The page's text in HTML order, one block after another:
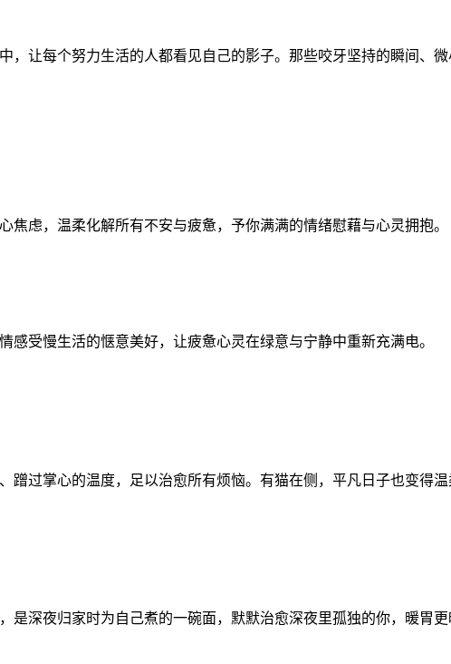
让每个努力生活的人都看见自己的影子。那些咬牙坚持的瞬间、
虑，温柔化解所有不安与疲惫，予你满满的情绪慰藉与心灵拥抱。
受慢生活的惬意美好，让疲惫心灵在绿意与宁静中重新充满电。
过掌心的温度，足以治愈所有烦恼。有猫在侧，平凡日子也变得温
深夜归家时为自己煮的一碗面，默默治愈深夜里孤独的你，暖胃更